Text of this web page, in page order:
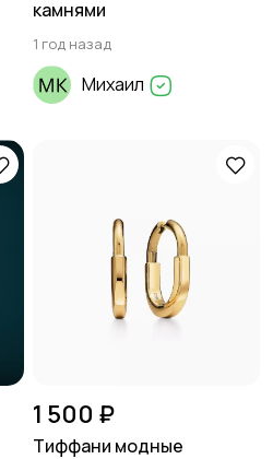
камнями
1 год назад
Михаил
1 500 ₽
Тиффани модные